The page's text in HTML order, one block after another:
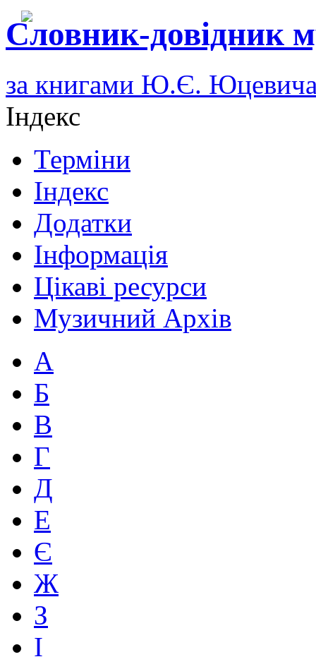
Словник-довідник
за книгами Ю.Є.
Індекс
Терміни
Індекс
Додатки
Інформація
Цікаві ресурси
Музичний Архів
А
Б
В
Г
Д
Е
Є
Ж
З
І